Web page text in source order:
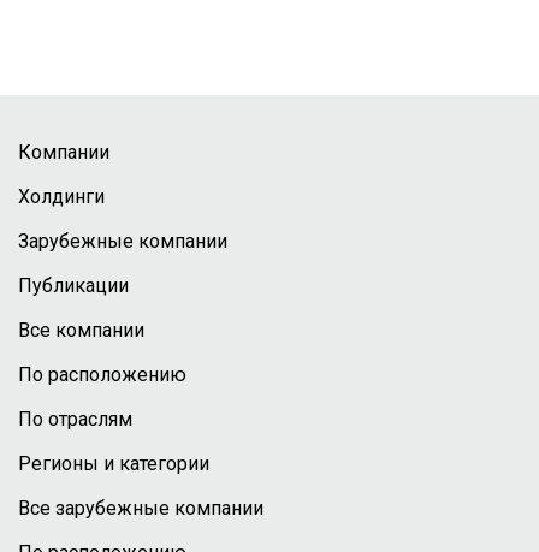
Компании
Холдинги
Зарубежные компании
Публикации
Все компании
По расположению
По отраслям
Регионы и категории
Все зарубежные компании